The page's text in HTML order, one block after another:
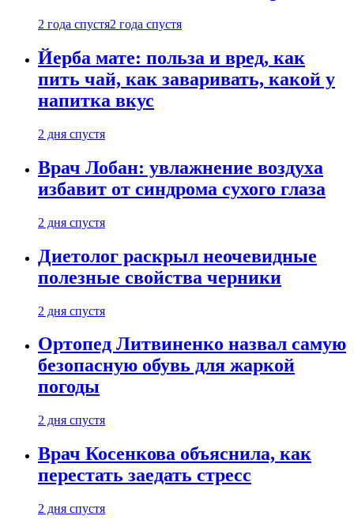
2 года спустя2 года спустя
Йерба мате: польза и вред, как
пить чай, как заваривать, какой у
напитка вкус
2 дня спустя
Врач Лобан: увлажнение воздуха
избавит от синдрома сухого глаза
2 дня спустя
Диетолог раскрыл неочевидные
полезные свойства черники
2 дня спустя
Ортопед Литвиненко назвал самую
безопасную обувь для жаркой
погоды
2 дня спустя
Врач Косенкова объяснила, как
перестать заедать стресс
2 дня спустя